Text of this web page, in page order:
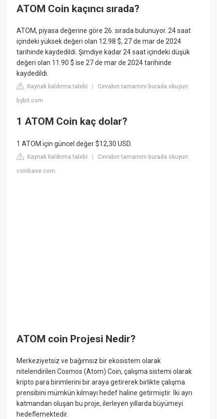
ATOM Coin kaçıncı sırada?
ATOM, piyasa değerine göre 26. sırada bulunuyor. 24 saat
içindeki yüksek değeri olan 12.98 $, 27 de mar de 2024
tarihinde kaydedildi. Şimdiye kadar 24 saat içindeki düşük
değeri olan 11.90 $ ise 27 de mar de 2024 tarihinde
kaydedildi.
Kaynak kaldırma talebi |Cevabın tamamını burada okuyun:
bybit.com
1 ATOM Coin kaç dolar?
1 ATOM için güncel değer $12,30 USD.
Kaynak kaldırma talebi |Cevabın tamamını burada okuyun:
coinbase.com
ATOM coin Projesi Nedir?
Merkeziyetsiz ve bağımsız bir ekosistem olarak
nitelendirilen Cosmos (Atom) Coin, çalışma sistemi olarak
kripto para birimlerini bir araya getirerek birlikte çalışma
prensibini mümkün kılmayı hedef haline getirmiştir. İki ayrı
katmandan oluşan bu proje, ilerleyen yıllarda büyümeyi
hedeflemektedir.